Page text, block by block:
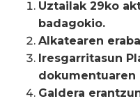
Uztailak 29ko
badagokio.
Alkatearen
Iresgarritasun
dokumentuaren
Galdera